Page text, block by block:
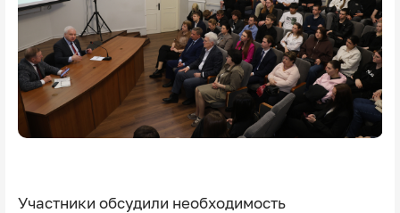
Участники обсудили необходимость